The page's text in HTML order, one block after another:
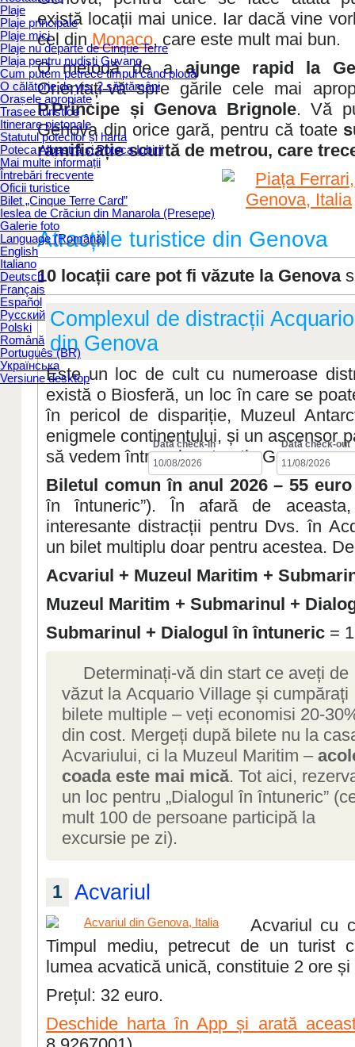
Plaje
Plaje principale
Plaje mici
Plaje nu departe de Cinque Terre
Plaja pentru nudiști Guvano
Cum putem petrece timpul când plouă
O călătorie de vis: 2 săptămâni
Orașele apropiate
Trasee turistice
Itinerare pietonale
Statutul potecilor și harta
Poteca Albastră și Poteca Iubirii
Mai multe informații
Întrebări frecvente
Oficii turistice
Bilet „Cinque Terre Card”
Ieslea de Crăciun din Manarola (Presepe)
Galerie foto
Language (Română)
English
Italiano
Deutsch
Français
Español
Русский
Polski
Română
Português (BR)
Українська
Versiune desktop
Dată check-in Dată check-out
există locații mai unice. Iar dacă vine
cel dinMonaco, care este mult mai bun.
O metodă de aajunge rapid la
Orientați-vă spre gările cele mai
P.Principe și Genova Brignole. Vă
Genova din orice gară, pentru că toate
ramificație scurtă de metrou, care
Atracțiile turistice din Genova
10 locații care pot fi văzute la Genova
Complexul de distracții
din Genova
Este un loc de cult cu numeroase
există o Biosferă, un loc în care se
în pericol de dispariție, Muzeul
enigmele continentului, și un ascensor
să vedem întregul port antic Genova.
Biletul comun în anul 2026 – 55 euro
în întuneric”). În afară de
interesante distracții pentru Dvs. în
un bilet multiplu doar pentru acestea.
Acvariul + Muzeul Maritim +
Muzeul Maritim + Submarinul +
Submarinul + Dialogul în întuneric =
Determinați-vă din start ce aveți de
văzut la Аcquario Village și cumpărați
bilete multiple – veți economisi 20-
din cost. Mergeți după bilete nu la
Acvariului, ci la Muzeul Maritim –
coada este mai mică. Tot aici,
un loc pentru „Dialogul în întuneric”
mult 100 de persoane participă la
excursie pe zi).
1 Acvariul
Acvariul cu
Timpul mediu, petrecut de un turist
lumea acvatică unică, constituie 2 ore
Prețul: 32 euro.
Deschide harta în App și arată